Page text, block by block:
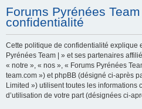
Forums Pyrénées
confidentialité
Cette politique de confidentialité explique
Pyrénées Team | » et ses partenaires
« notre », « nos », « Forums Pyrénées
team.com ») et phpBB (désigné ci-après
Limited ») utilisent toutes les informations
d’utilisation de votre part (désignées ci-